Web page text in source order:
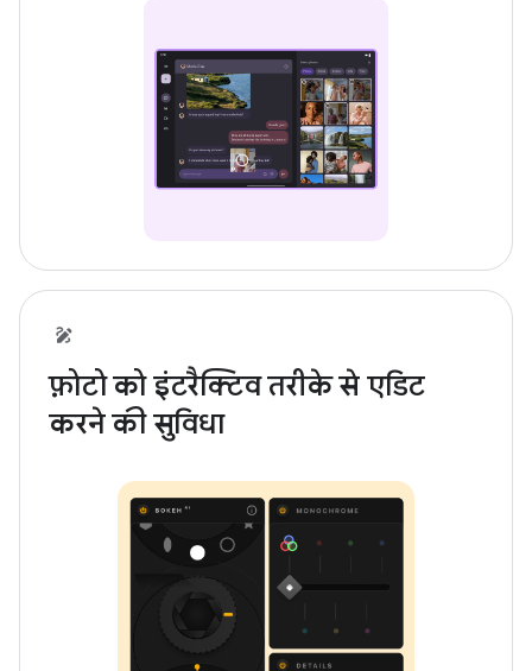
फ़ोटो को इंटरैक्टिव तरीके से एडिट
करने की सुविधा